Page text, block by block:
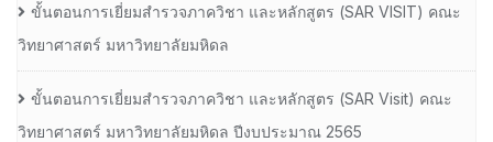
ขั้นตอนการเยี่ยมสำรวจภาควิชา และหลักสูตร (SAR VISIT) คณะ
วิทยาศาสตร์ มหาวิทยาลัยมหิดล
ขั้นตอนการเยี่ยมสำรวจภาควิชา และหลักสูตร (SAR Visit) คณะ
วิทยาศาสตร์ มหาวิทยาลัยมหิดล ปีงบประมาณ 2565